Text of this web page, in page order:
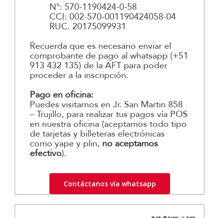
N°: 570-1190424-0-58
CCI: 002-570-001190424058-04
RUC. 20175099931
Recuerda que es necesario enviar el
comprobante de pago al whatsapp (+51
913 432 135) de la AFT para poder
proceder a la inscripción.
Pago en oficina:
Puedes visitarnos en Jr. San Martin 858
– Trujillo, para realizar tus pagos vía POS
en nuestra oficina (aceptamos todo tipo
de tarjetas y billeteras electrónicas
como yape y plin, no aceptamos
efectivo).
Contáctanos vía whatsapp